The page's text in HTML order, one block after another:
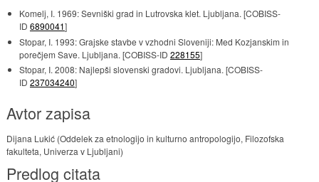
Komelj, I. 1969: Sevniški grad in Lutrovska klet. Ljubljana. [COBISS-
ID 6890041]
Stopar, I. 1993: Grajske stavbe v vzhodni Sloveniji: Med Kozjanskim in
porečjem Save. Ljubljana. [COBISS-ID 228155]
Stopar, I. 2008: Najlepši slovenski gradovi. Ljubljana. [COBISS-
ID 237034240]
Avtor zapisa
Dijana Lukić (Oddelek za etnologijo in kulturno antropologijo, Filozofska
fakulteta, Univerza v Ljubljani)
Predlog citata